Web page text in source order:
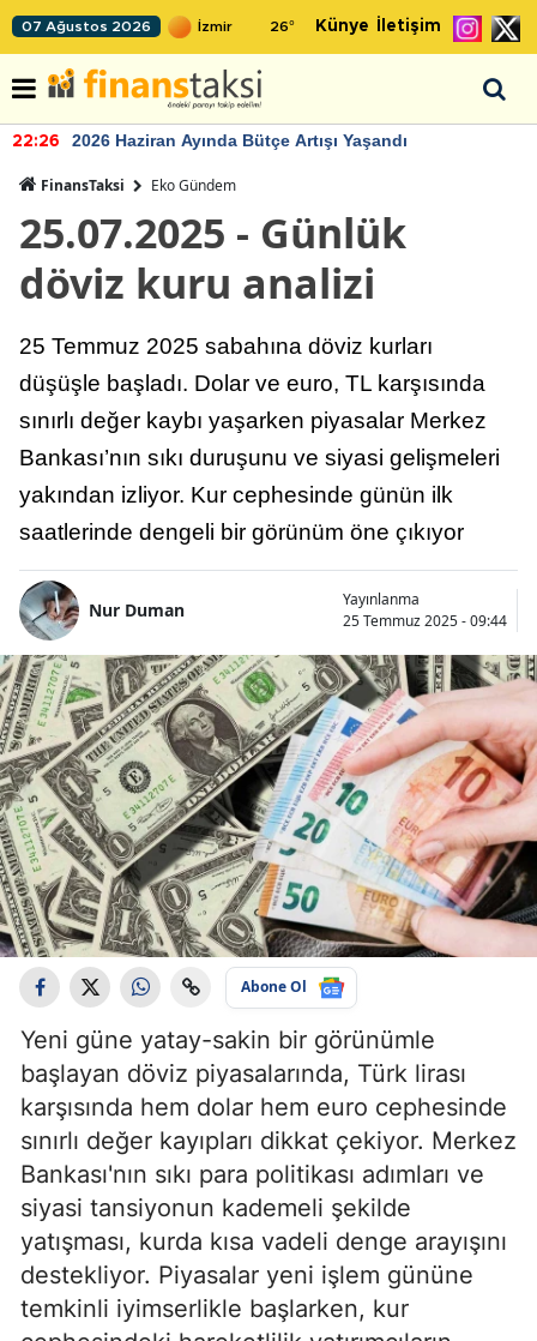
07 Ağustos 2026 26° Künye İletişim
22:26 2026 Haziran Ayında Bütçe Artışı Yaşandı
FinansTaksi Eko Gündem
25.07.2025 - Günlük
döviz kuru analizi
25 Temmuz 2025 sabahına döviz kurları
düşüşle başladı. Dolar ve euro, TL karşısında
sınırlı değer kaybı yaşarken piyasalar Merkez
Bankası’nın sıkı duruşunu ve siyasi gelişmeleri
yakından izliyor. Kur cephesinde günün ilk
saatlerinde dengeli bir görünüm öne çıkıyor
Nur Duman
Yayınlanma
25 Temmuz 2025 - 09:44
Abone Ol
Yeni güne yatay-sakin bir görünümle
başlayan döviz piyasalarında, Türk lirası
karşısında hem dolar hem euro cephesinde
sınırlı değer kayıpları dikkat çekiyor. Merkez
Bankası'nın sıkı para politikası adımları ve
siyasi tansiyonun kademeli şekilde
yatışması, kurda kısa vadeli denge arayışını
destekliyor. Piyasalar yeni işlem gününe
temkinli iyimserlikle başlarken, kur